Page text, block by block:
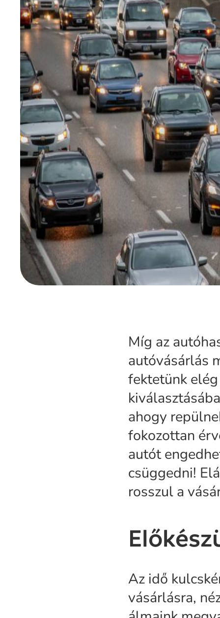
Míg az
autóvásárlás
fektetünk
ahogy
fokozottan
autót
csüggedni!
rosszul a
Az idő
vásárlásra,